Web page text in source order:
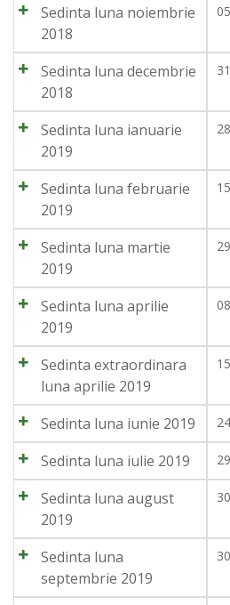
Sedinta luna noiembrie
2018
Sedinta luna decembrie
2018
Sedinta luna ianuarie
2019
Sedinta luna februarie
2019
Sedinta luna martie
2019
Sedinta luna aprilie
2019
Sedinta extraordinara
luna aprilie 2019
Sedinta luna iunie 2019
Sedinta luna iulie 2019
Sedinta luna august
2019
Sedinta luna
septembrie 2019